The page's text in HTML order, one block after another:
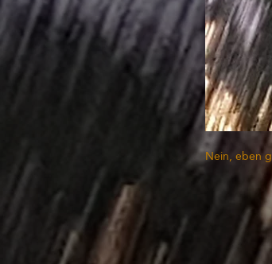
Nein, eben